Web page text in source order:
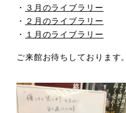
・ ３月のライブラリー
・ ２月のライブラリー
・ １月のライブラリー
ご来館お待ちしております。